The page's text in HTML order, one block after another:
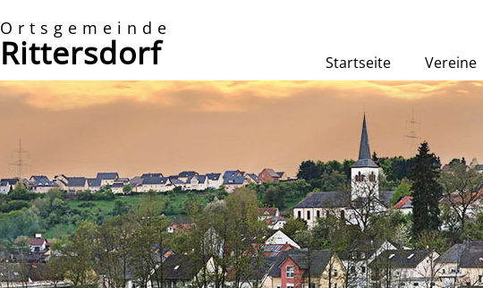
Ortsgemeinde
Rittersdorf Startseite Vereine